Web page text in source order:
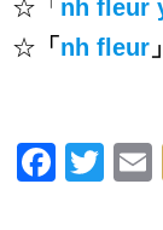
☆「 nh fleur
☆ 「 nh fleur 」
F
T